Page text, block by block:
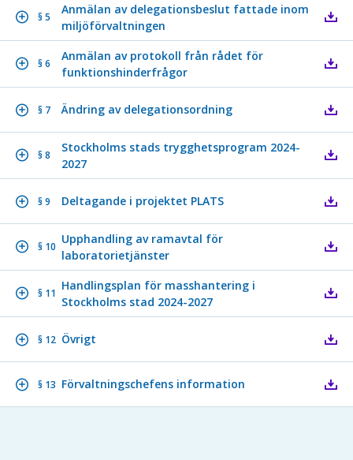
§ 5
Anmälan av delegationsbeslut fattade inom
miljöförvaltningen
§ 6
Anmälan av protokoll från rådet för
funktionshinderfrågor
§ 7 Ändring av delegationsordning
§ 8
Stockholms stads trygghetsprogram 2024-
2027
§ 9 Deltagande i projektet PLATS
§ 10
Upphandling av ramavtal för
laboratorietjänster
§ 11
Handlingsplan för masshantering i
Stockholms stad 2024-2027
§ 12 Övrigt
§ 13 Förvaltningschefens information